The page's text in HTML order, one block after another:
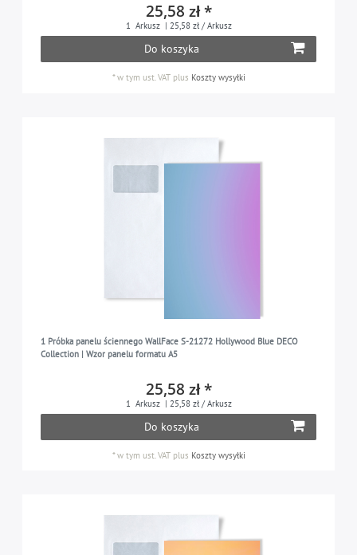
25,58 zł *
1 Arkusz | 25,58 zł / Arkusz
Do koszyka
*w tym ust. VATplus Koszty wysyłki
1 Próbka panelu ściennego WallFace S-21272 Hollywood Blue DECO
Collection | Wzor panelu formatu A5
25,58 zł *
1 Arkusz | 25,58 zł / Arkusz
Do koszyka
*w tym ust. VATplus Koszty wysyłki